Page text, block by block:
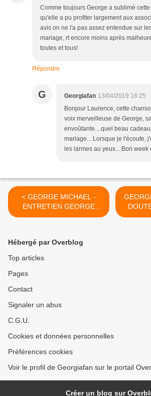
Comme toujours George a sublimé
qu'elle a pu profiter largement aux
avis on ne l'a pas assez entendue sur
mariage, rt encore moins après
toutes et tous!
Répondre
G Georgiafan 13/04/2019 16:25
Bonjour Laurence, cette
voix merveilleuse de George,
envoûtante....quel beau
mariage... Lorsque je l'écoute,
les larmes au yeux... Bon
< GEORGE MICHAEL -
ENTRETIEN GEORGE
MICHAEL ET JAMES
Hébergé par Overblog
Top articles
Pages
Contact
Signaler un abus
C.G.U.
Cookies et données personnelles
Préférences cookies
Voir le profil de Georgiafan sur le portail
Créer un blog sur